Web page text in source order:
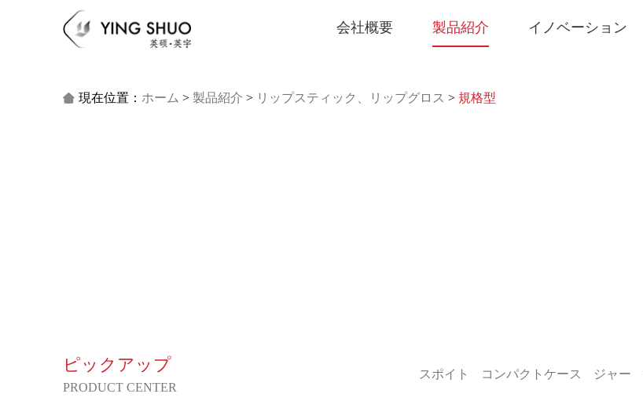
会社概要 製品紹介 イノベーション
 現在位置： ホーム > 製品紹介 > リップスティック、リップグロス > 規格型
ピックアップ
PRODUCT CENTER
スポイト コンパクトケース ジャー